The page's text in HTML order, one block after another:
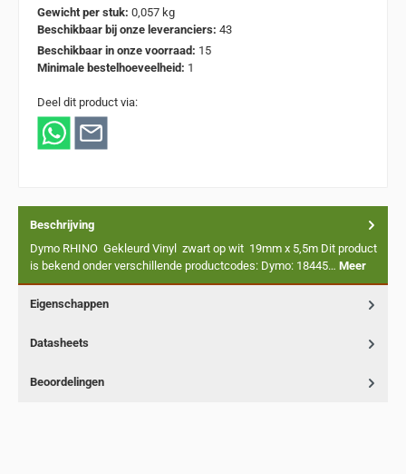
Gewicht per stuk: 0,057 kg
Beschikbaar bij onze leveranciers: 43
Beschikbaar in onze voorraad: 15
Minimale bestelhoeveelheid: 1
Deel dit product via:
Beschrijving
Dymo RHINO Gekleurd Vinyl zwart op wit 19mm x 5,5m Dit product
is bekend onder verschillende productcodes: Dymo: 18445… Meer
Eigenschappen
Datasheets
Beoordelingen